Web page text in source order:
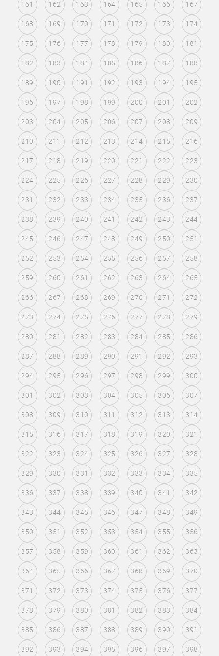
161 162 163 164 165 166 167
168 169 170 171 172 173 174
175 176 177 178 179 180 181
182 183 184 185 186 187 188
189 190 191 192 193 194 195
196 197 198 199 200 201 202
203 204 205 206 207 208 209
210 211 212 213 214 215 216
217 218 219 220 221 222 223
224 225 226 227 228 229 230
231 232 233 234 235 236 237
238 239 240 241 242 243 244
245 246 247 248 249 250 251
252 253 254 255 256 257 258
259 260 261 262 263 264 265
266 267 268 269 270 271 272
273 274 275 276 277 278 279
280 281 282 283 284 285 286
287 288 289 290 291 292 293
294 295 296 297 298 299 300
301 302 303 304 305 306 307
308 309 310 311 312 313 314
315 316 317 318 319 320 321
322 323 324 325 326 327 328
329 330 331 332 333 334 335
336 337 338 339 340 341 342
343 344 345 346 347 348 349
350 351 352 353 354 355 356
357 358 359 360 361 362 363
364 365 366 367 368 369 370
371 372 373 374 375 376 377
378 379 380 381 382 383 384
385 386 387 388 389 390 391
392 393 394 395 396 397 398